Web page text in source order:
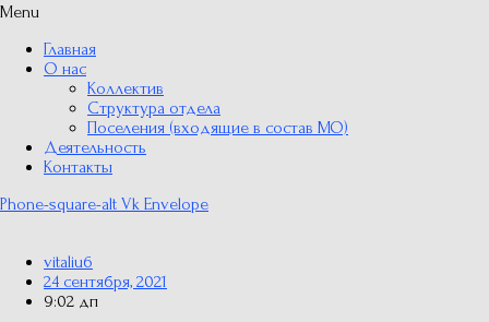
Menu
Главная
О нас
Коллектив
Структура отдела
Поселения (входящие в состав МО)
Деятельность
Контакты
Phone-square-alt Vk Envelope
vitaliu6
24 сентября, 2021
9:02 дп